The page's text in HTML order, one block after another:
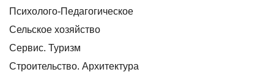
Психолого-Педагогическое
Сельское хозяйство
Сервис. Туризм
Строительство. Архитектура